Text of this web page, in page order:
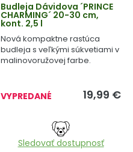
Budleja Dávidova ´PRINCE
CHARMING´ 20-30 cm,
kont. 2,5 l
Nová kompaktne rastúca
budleja s veľkými súkvetiami v
malinovoružovej farbe.
VYPREDANÉ 19,99 €
Sledovať dostupnosť